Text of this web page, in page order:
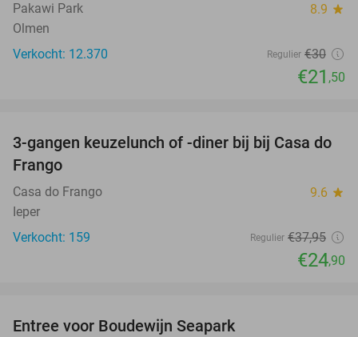
Pakawi Park 8.9 star
Olmen
Verkocht: 12.370
Regulier €30
€21 ,50
34%
3-gangen keuzelunch of -diner bij bij Casa do
Frango
Casa do Frango 9.6 star
Ieper
Verkocht: 159
Regulier €37,95
€24,90
Entree voor Boudewijn Seapark